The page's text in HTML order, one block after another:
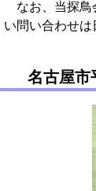
なお、当探
い問い合わせは
名古屋市